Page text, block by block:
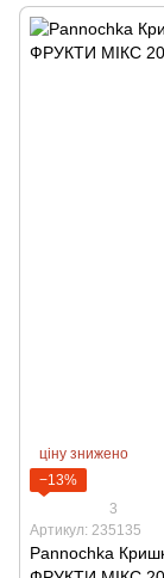
ціну знижено
−13%
3
Артикул: 235135
Pannochka